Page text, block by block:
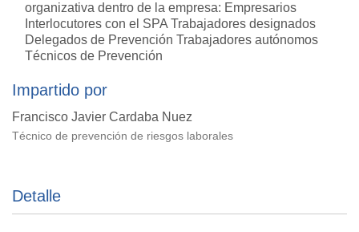
organizativa dentro de la empresa: Empresarios
Interlocutores con el SPA Trabajadores designados
Delegados de Prevención Trabajadores autónomos
Técnicos de Prevención
Impartido por
Francisco Javier Cardaba Nuez
Técnico de prevención de riesgos laborales
Detalle